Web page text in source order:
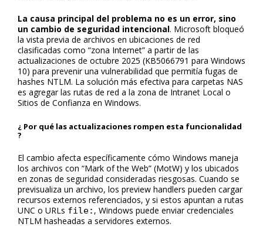
La causa principal del problema no es un error, sino
un cambio de seguridad intencional. Microsoft bloqueó
la vista previa de archivos en ubicaciones de red
clasificadas como “zona Internet” a partir de las
actualizaciones de octubre 2025 (KB5066791 para Windows
10) para prevenir una vulnerabilidad que permitía fugas de
hashes NTLM. La solución más efectiva para carpetas NAS
es agregar las rutas de red a la zona de Intranet Local o
Sitios de Confianza en Windows.
¿ Por qué las actualizaciones rompen esta funcionalidad
?
El cambio afecta específicamente cómo Windows maneja
los archivos con “Mark of the Web” (MotW) y los ubicados
en zonas de seguridad consideradas riesgosas. Cuando se
previsualiza un archivo, los preview handlers pueden cargar
recursos externos referenciados, y si estos apuntan a rutas
UNC o URLs file: , Windows puede enviar credenciales
NTLM hasheadas a servidores externos.